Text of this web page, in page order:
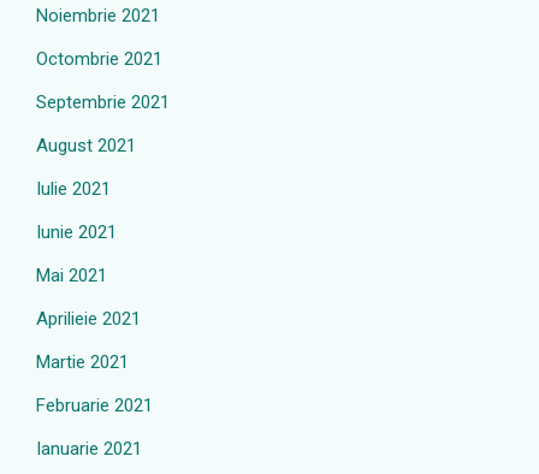
Noiembrie 2021
Octombrie 2021
Septembrie 2021
August 2021
Iulie 2021
Iunie 2021
Mai 2021
Aprilieie 2021
Martie 2021
Februarie 2021
Ianuarie 2021